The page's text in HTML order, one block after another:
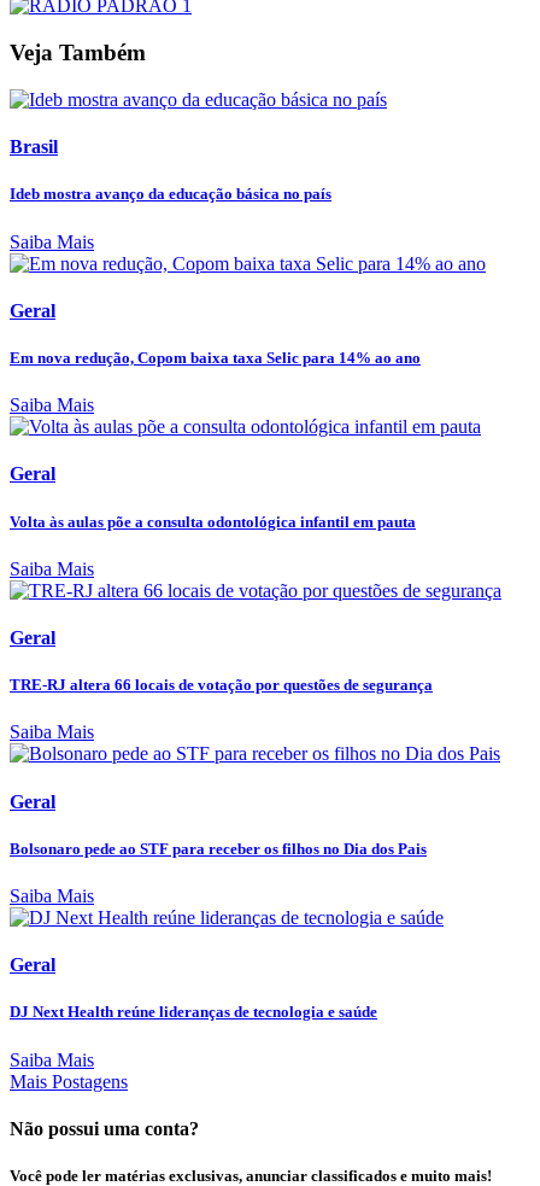
Veja Também
Brasil
Ideb mostra avanço da educação básica no país
Saiba Mais
Geral
Em nova redução, Copom baixa taxa Selic para 14% ao ano
Saiba Mais
Geral
Volta às aulas põe a consulta odontológica infantil em pauta
Saiba Mais
Geral
TRE-RJ altera 66 locais de votação por questões de segurança
Saiba Mais
Geral
Bolsonaro pede ao STF para receber os filhos no Dia dos Pais
Saiba Mais
Geral
DJ Next Health reúne lideranças de tecnologia e saúde
Saiba Mais
Mais Postagens
Não possui uma conta?
Você pode ler matérias exclusivas, anunciar classificados e muito mais!